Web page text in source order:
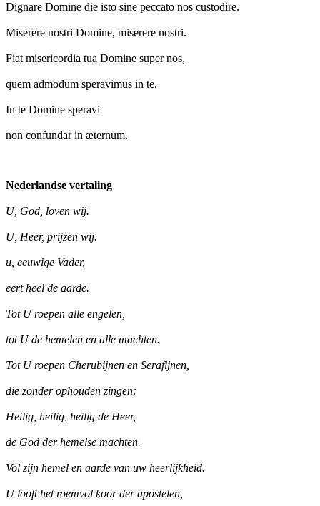
Dignare Domine die isto sine peccato nos custodire.
Miserere nostri Domine, miserere nostri.
Fiat misericordia tua Domine super nos,
quem admodum speravimus in te.
In te Domine speravi
non confundar in æternum.
Nederlandse vertaling
U, God, loven wij.
U, Heer, prijzen wij.
u, eeuwige Vader,
eert heel de aarde.
Tot U roepen alle engelen,
tot U de hemelen en alle machten.
Tot U roepen Cherubijnen en Serafijnen,
die zonder ophouden zingen:
Heilig, heilig, heilig de Heer,
de God der hemelse machten.
Vol zijn hemel en aarde van uw heerlijkheid.
U looft het roemvol koor der apostelen,